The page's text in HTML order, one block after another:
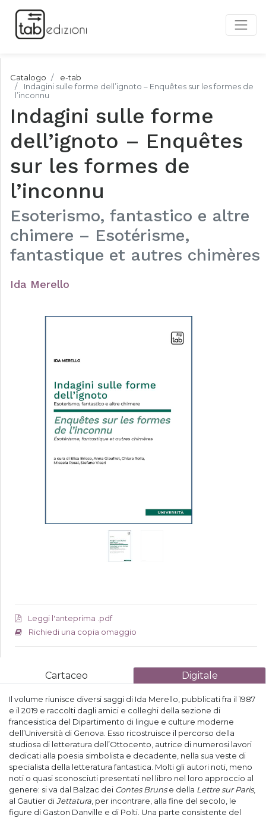
Catalogo
e-tab
Indagini sulle forme dell’ignoto – Enquêtes sur les formes de
l’inconnu
Indagini sulle forme
dell’ignoto – Enquêtes
sur les formes de
l’inconnu
Esoterismo, fantastico e altre
chimere – Esotérisme,
fantastique et autres chimères
Ida Merello
Leggi l'anteprima .pdf
Richiedi una copia omaggio
Cartaceo Digitale
Il volume riunisce diversi saggi di Ida Merello, pubblicati fra il 1987
e il 2019 e raccolti dagli amici e colleghi della sezione di
francesistica del Dipartimento di lingue e culture moderne
dell’Università di Genova. Esso ricostruisce il percorso della
studiosa di letteratura dell’Ottocento, autrice di numerosi lavori
dedicati alla poesia simbolista e decadente, nella sua veste di
specialista della letteratura fantastica. Molti gli autori noti, meno
noti o quasi sconosciuti presentati nel libro nel loro approccio al
genere: si va dal Balzac dei Contes Brunse della Lettre sur Paris,
al Gautier diJettatura , per incontrare, alla fine del secolo, le
figure di Gaston Danville e di Polti. Una parte consistente del